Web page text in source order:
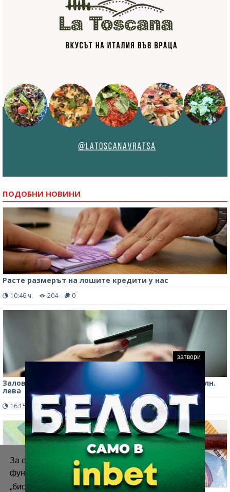
За осигуряване на правилното
функциониране на уебсайта ние използваме
„бисквитки“.
Повече информация
ПОДОБНИ НОВИНИ
Расте размерът на лошите кредити у нас
10:46 ч. 204 0
Заловиха жена за измама с кредити за близо 1,5 млн.
лева
16:15 ч. 442 0
затвори